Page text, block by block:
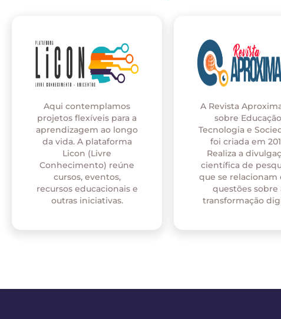
Aqui contemplamos
projetos flexíveis para a
aprendizagem ao longo
da vida. A plataforma
Licon (Livre
Conhecimento) reúne
cursos, eventos,
recursos educacionais e
outras iniciativas.
A Revista
sobre
Tecnologia e
foi criada em
Realiza a
científica de
que se relacionam
questões sobre
transformação